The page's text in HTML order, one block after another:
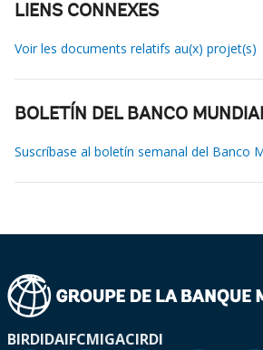
LIENS CONNEXES
Voir les documents relatifs au(x) projet(s)
BOLETÍN DEL BANCO
Suscríbase al boletín semanal del Banco
BIRDIDAIFCMIGACIRDI